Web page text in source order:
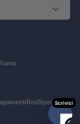
ResiSpedizioni